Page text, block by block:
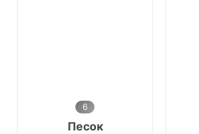
6
Песок